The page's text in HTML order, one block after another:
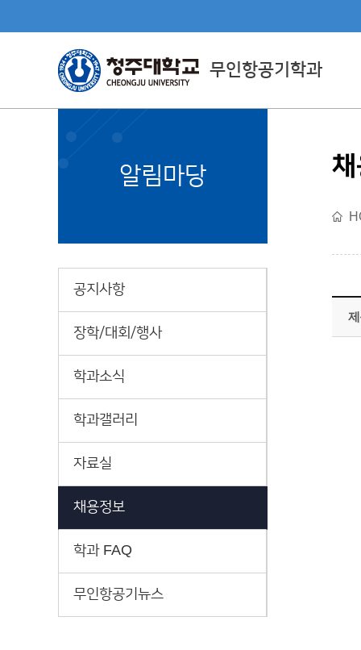
무인항공기학과
Department Directly
Managed By CJU
알림마당
공지사항
장학/대회/행사
학과소식
학과갤러리
자료실
채용정보
학과 FAQ
무인항공기뉴스